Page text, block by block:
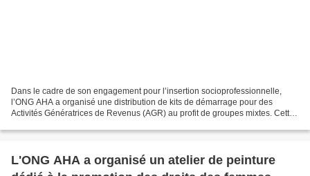
Dans le cadre de son engagement pour l’insertion socioprofessionnelle,
l’ONG AHA a organisé une distribution de kits de démarrage pour des
Activités Génératrices de Revenus (AGR) au profit de groupes mixtes. Cette
L'ONG AHA a organisé un atelier de peinture